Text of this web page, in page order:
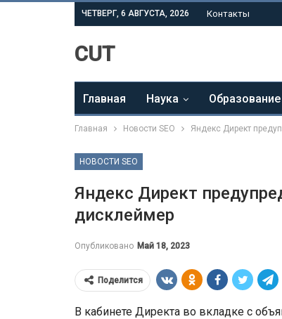
ЧЕТВЕРГ, 6 АВГУСТА, 2026 Контакты
CUT
Главная Наука Образование
Главная Новости SEO Яндекс Директ
НОВОСТИ SEO
Яндекс Директ
дисклеймер
Опубликовано Май 18, 2023
Поделится
В кабинете Директа во вкладке с